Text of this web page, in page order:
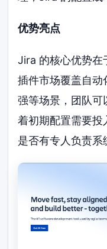
优势亮点
Jira 的核心优势在
插件市场覆盖自
强等场景，团队可
着初期配置需要
是否有专人负责系